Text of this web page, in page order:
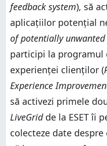
feedback system), să
aplicațiilor potențial
of potentially
participi la programul
experienței clienților (
Experience
să activezi primele
LiveGridde la ESET îi
colecteze date